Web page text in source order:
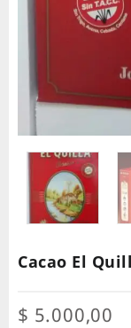
Cacao El
$ 5.000,00